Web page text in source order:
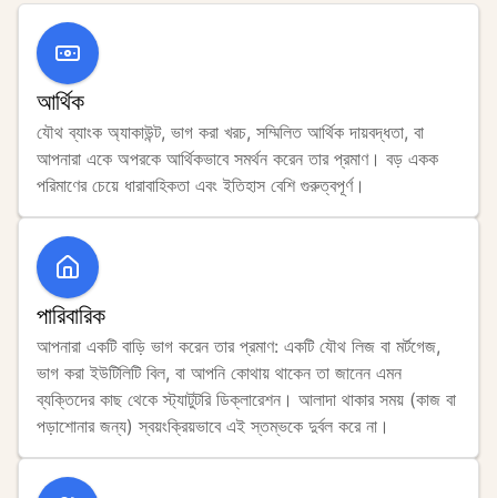
আর্থিক
যৌথ ব্যাংক অ্যাকাউন্ট, ভাগ করা খরচ, সম্মিলিত আর্থিক দায়বদ্ধতা, বা
আপনারা একে অপরকে আর্থিকভাবে সমর্থন করেন তার প্রমাণ। বড় একক
পরিমাণের চেয়ে ধারাবাহিকতা এবং ইতিহাস বেশি গুরুত্বপূর্ণ।
পারিবারিক
আপনারা একটি বাড়ি ভাগ করেন তার প্রমাণ: একটি যৌথ লিজ বা মর্টগেজ,
ভাগ করা ইউটিলিটি বিল, বা আপনি কোথায় থাকেন তা জানেন এমন
ব্যক্তিদের কাছ থেকে স্ট্যাটুটরি ডিক্লারেশন। আলাদা থাকার সময় (কাজ বা
পড়াশোনার জন্য) স্বয়ংক্রিয়ভাবে এই স্তম্ভকে দুর্বল করে না।